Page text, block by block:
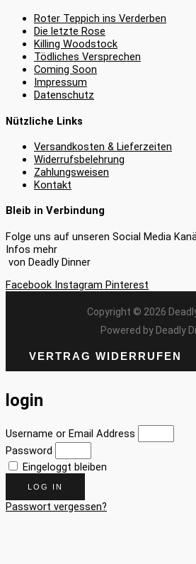
Roter Teppich ins Verderben
Die letzte Rose
Killing Woodstock
Tödliches Versprechen
Coming Soon
Impressum
Datenschutz
Nützliche Links
Versandkosten & Lieferzeiten
Widerrufsbelehrung
Zahlungsweisen
Kontakt
Bleib in Verbindung
Folge uns auf unseren Social Media
Infos mehr
von Deadly Dinner
Facebook Instagram Pinterest
Copyright © 2026
Powered by Deadly
VERTRAG WIDERRUFEN
login
Username or Email Address
Password
Eingeloggt bleiben
LOG IN
Passwort vergessen?